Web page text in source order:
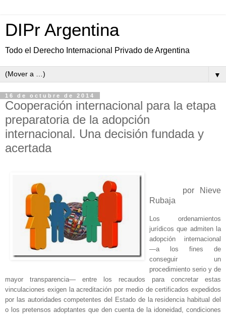
DIPr Argentina
Todo el Derecho Internacional Privado de Argentina
▼
16 de octubre de 2014
Cooperación internacional para la etapa
preparatoria de la adopción
internacional. Una decisión fundada y
acertada
por Nieve
Rubaja
Los ordenamientos
jurídicos que admiten la
adopción internacional
—a los fines de
conseguir un
procedimiento serio y de
mayor transparencia— entre los recaudos para concretar estas
vinculaciones exigen la acreditación por medio de certificados expedidos
por las autoridades competentes del Estado de la residencia habitual del
o los pretensos adoptantes que den cuenta de la idoneidad, condiciones